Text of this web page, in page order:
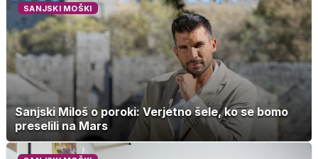
SANJSKI MOŠKI
Sanjski Miloš o poroki: Verjetno šele, ko se bomo
preselili na Mars